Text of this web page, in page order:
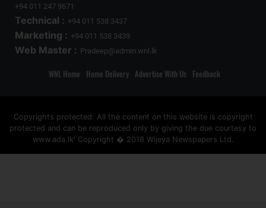
+94 011 247 9671
Technical : +94 011 538 3437
Marketing : +94 011 538 3439
Web Master : Pradeep@admin.wnl.lk
WNL Home Home Delivery Advertise With Us Feedback
Copyrights protected: All the content on this website is copyright
protected and can be reproduced only by giving the due courtesy to
www.ada.lk' Copyright � 2018 Wijeya Newspapers Ltd.